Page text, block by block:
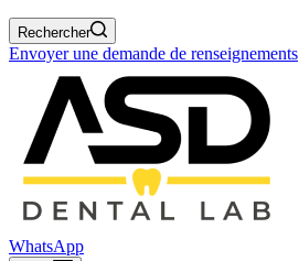
Rechercher
Envoyer une demande de renseignements
WhatsApp